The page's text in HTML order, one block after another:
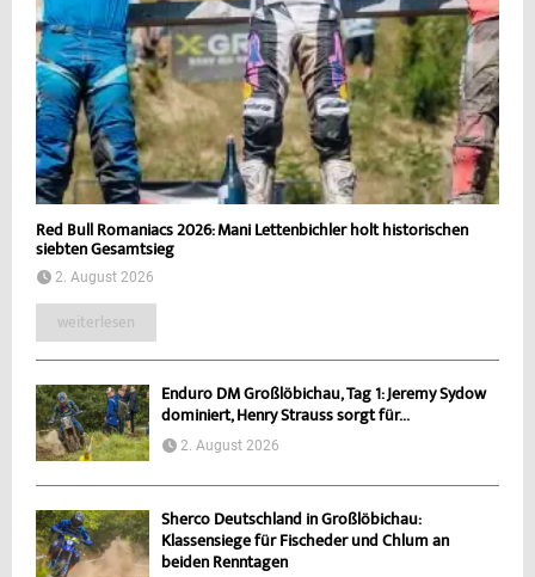
Red Bull Romaniacs 2026: Mani Lettenbichler holt historischen
siebten Gesamtsieg
2. August 2026
weiterlesen
Enduro DM Großlöbichau, Tag 1: Jeremy Sydow
dominiert, Henry Strauss sorgt für...
2. August 2026
Sherco Deutschland in Großlöbichau:
Klassensiege für Fischeder und Chlum an
beiden Renntagen